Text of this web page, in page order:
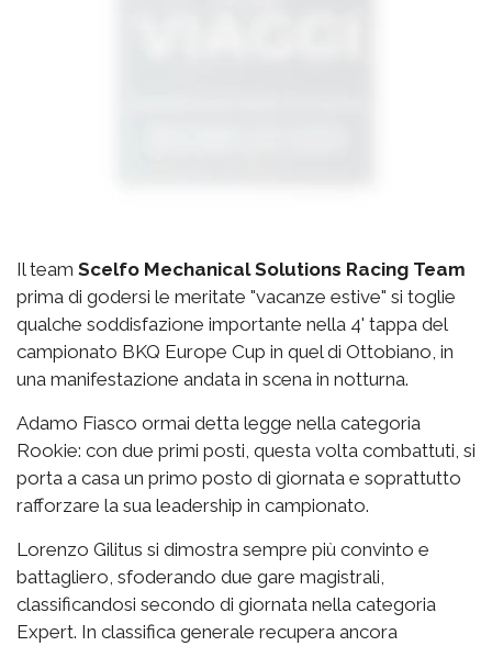
Il team Scelfo Mechanical Solutions Racing Team
prima di godersi le meritate "vacanze estive" si toglie
qualche soddisfazione importante nella 4' tappa del
campionato BKQ Europe Cup in quel di Ottobiano, in
una manifestazione andata in scena in notturna.
Adamo Fiasco ormai detta legge nella categoria
Rookie: con due primi posti, questa volta combattuti, si
porta a casa un primo posto di giornata e soprattutto
rafforzare la sua leadership in campionato.
Lorenzo Gilitus si dimostra sempre più convinto e
battagliero, sfoderando due gare magistrali,
classificandosi secondo di giornata nella categoria
Expert. In classifica generale recupera ancora